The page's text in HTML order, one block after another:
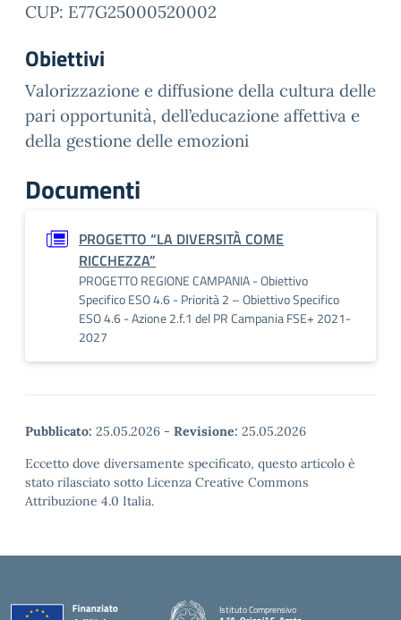
CUP: E77G25000520002
Obiettivi
Valorizzazione e diffusione della cultura delle
pari opportunità, dell’educazione affettiva e
della gestione delle emozioni
Documenti
PROGETTO “LA DIVERSITÀ COME
RICCHEZZA”
PROGETTO REGIONE CAMPANIA - Obiettivo
Specifico ESO 4.6 - Priorità 2 – Obiettivo Specifico
ESO 4.6 - Azione 2.f.1 del PR Campania FSE+ 2021-
2027
Pubblicato: 25.05.2026 - Revisione: 25.05.2026
Eccetto dove diversamente specificato, questo articolo è
stato rilasciato sotto Licenza Creative Commons
Attribuzione 4.0 Italia.
Istituto Comprensivo